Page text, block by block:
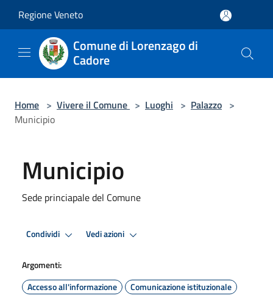
Regione Veneto
Comune di Lorenzago di
Cadore
Home > Vivere il Comune > Luoghi > Palazzo >
Municipio
Municipio
Sede princiapale del Comune
Condividi Vedi azioni
Argomenti:
Accesso all'informazione
Comunicazione istituzionale